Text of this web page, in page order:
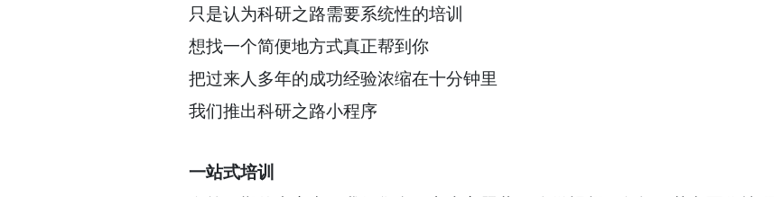
只是认为科研之路需要系统性的培训
想找一个简便地方式真正帮到你
把过来人多年的成功经验浓缩在十分钟里
我们推出科研之路小程序
一站式培训